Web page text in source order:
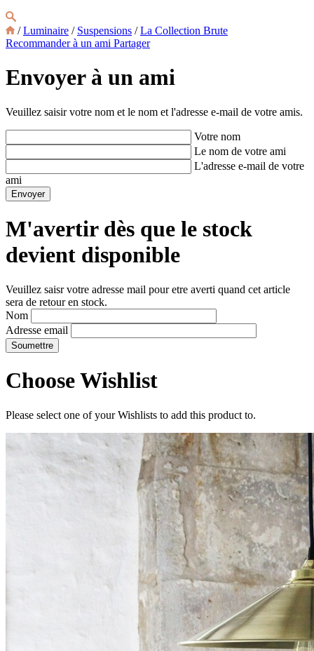
/Luminaire / Suspensions /La Collection Brute
Recommander à un ami Partager
Envoyer à un ami
Veuillez saisir votre nom et le nom et l'adresse e-mail de votre amis.
Votre nom
Le nom de votre ami
L'adresse e-mail de votre
ami
M'avertir dès que le stock
devient disponible
Veuillez saisr votre adresse mail pour etre averti quand cet article
sera de retour en stock.
Nom
Adresse email
Choose Wishlist
Please select one of your Wishlists to add this product to.